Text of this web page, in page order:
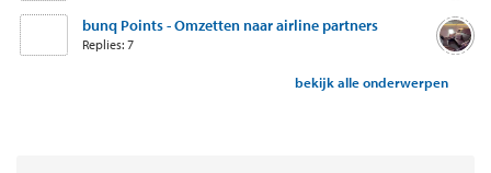
bunq Points - Omzetten naar airline partners
Replies: 7
bekijk alle onderwerpen